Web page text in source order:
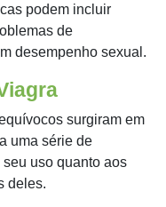
podem incluir
de
desempenho sexual.
surgiram em
uma série de
uso quanto aos
deles.